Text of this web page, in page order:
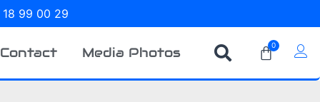
18 99 00 29
Contact Media Photos 0